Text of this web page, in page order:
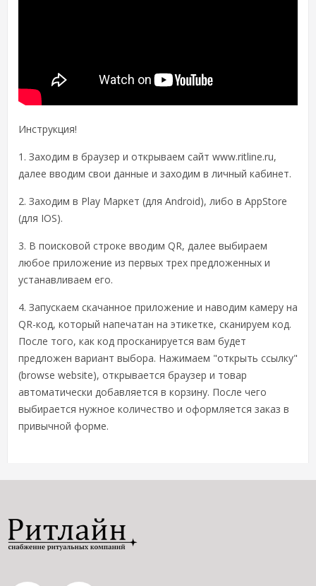
Инструкция!
1. Заходим в браузер и открываем сайт www.ritline.ru,
далее вводим свои данные и заходим в личный кабинет.
2. Заходим в Play Маркет (для Android), либо в AppStore
(для IOS).
3. В поисковой строке вводим QR, далее выбираем
любое приложение из первых трех предложенных и
устанавливаем его.
4. Запускаем скачанное приложение и наводим камеру на
QR-код, который напечатан на этикетке, сканируем код.
После того, как код просканируется вам будет
предложен вариант выбора. Нажимаем "открыть ссылку"
(browse website), открывается браузер и товар
автоматически добавляется в корзину. После чего
выбирается нужное количество и оформляется заказ в
привычной форме.